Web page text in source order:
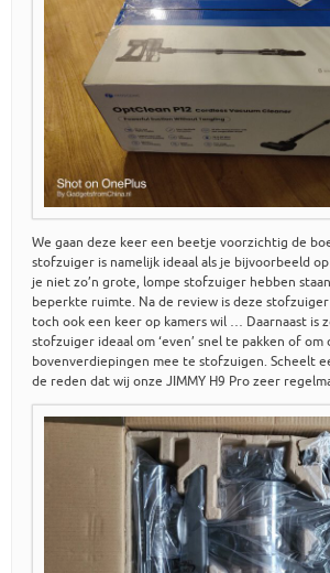
We gaan deze keer een beetje voorzichtig de
stofzuiger is namelijk ideaal als je bijvoorbeeld
je niet zo’n grote, lompe stofzuiger hebben
beperkte ruimte. Na de review is deze
toch ook een keer op kamers wil … Daarnaast is
stofzuiger ideaal om ‘even’ snel te pakken of om
bovenverdiepingen mee te stofzuigen. Scheelt
de reden dat wij onze JIMMY H9 Pro zeer